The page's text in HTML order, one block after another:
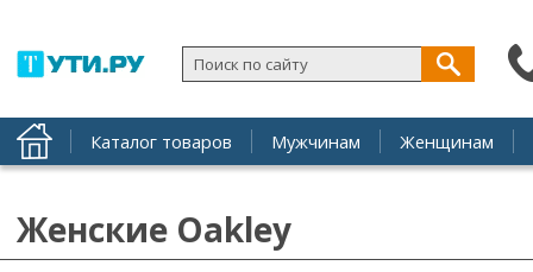
Каталог товаров Мужчинам Женщинам
Женские Oakley